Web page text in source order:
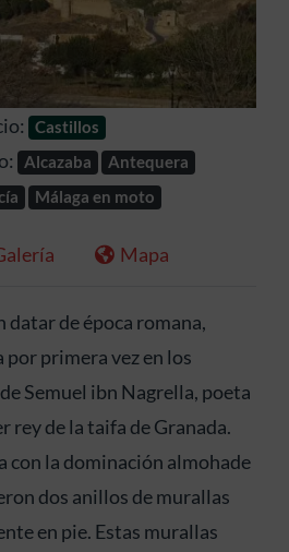
Castillos
Alcazaba
Antequera
Málaga en moto
Mapa
datar de época romana,
por primera vez en los
Semuel ibn Nagrella, poeta
rey de la taifa de Granada.​
con la dominación almohade
dos anillos de murallas
en pie. Estas murallas